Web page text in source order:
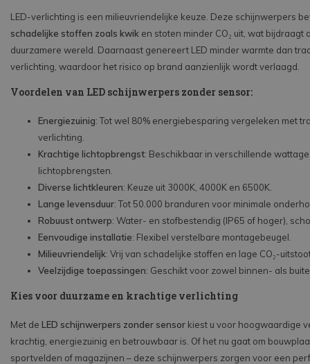
LED-verlichting is een milieuvriendelijke keuze. Deze schijnwerpers
schadelijke stoffen zoals kwik en stoten minder CO₂ uit, wat bijdraagt
duurzamere wereld. Daarnaast genereert LED minder warmte dan
verlichting, waardoor het risico op brand aanzienlijk wordt verlaagd.
Voordelen van LED schijnwerpers zonder sensor:
Energiezuinig: Tot wel 80% energiebesparing vergeleken met
verlichting.
Krachtige lichtopbrengst: Beschikbaar in verschillende
lichtopbrengsten.
Diverse lichtkleuren: Keuze uit 3000K, 4000K en 6500K.
Lange levensduur: Tot 50.000 branduren voor minimale
Robuust ontwerp: Water- en stofbestendig (IP65 of hoger),
Eenvoudige installatie: Flexibel verstelbare montagebeugel.
Milieuvriendelijk: Vrij van schadelijke stoffen en lage CO₂-
Veelzijdige toepassingen: Geschikt voor zowel binnen- als
Kies voor duurzame en krachtige verlichting
Met de LED schijnwerpers zonder sensor kiest u voor hoogwaardige
krachtig, energiezuinig en betrouwbaar is. Of het nu gaat om
sportvelden of magazijnen – deze schijnwerpers zorgen voor een